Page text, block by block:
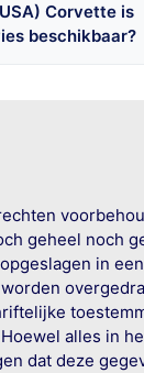
Corvette is
beschikbaar?
geheel noch
in
alles in
dat deze